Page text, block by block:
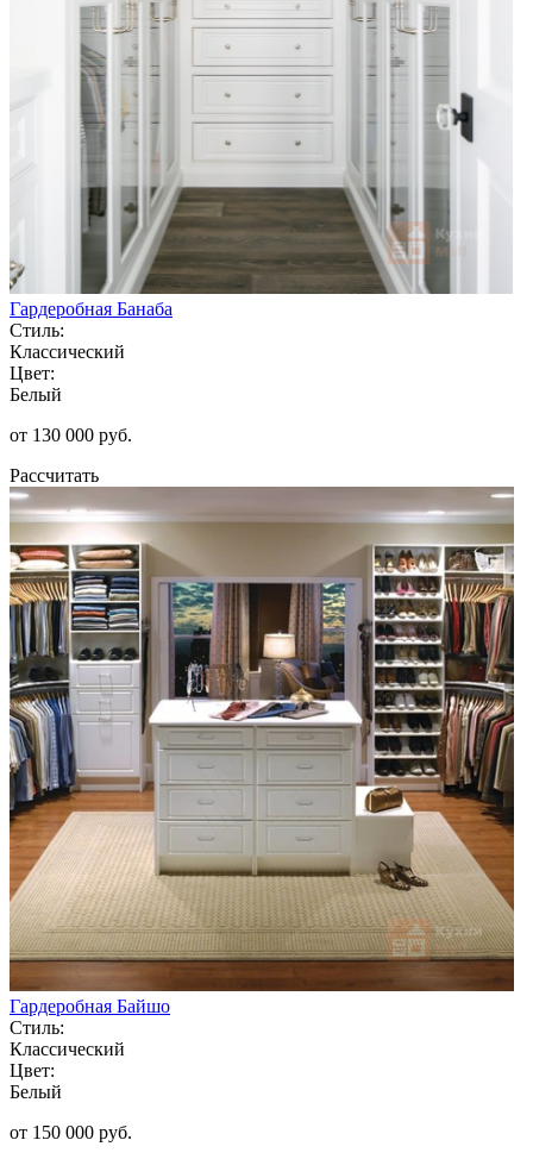
Гардеробная Банаба
Стиль:
Классический
Цвет:
Белый
от 130 000 руб.
Рассчитать
Гардеробная Байшо
Стиль:
Классический
Цвет:
Белый
от 150 000 руб.